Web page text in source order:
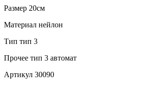
Размер 20см
Материал нейлон
Тип тип 3
Прочее тип 3 автомат
Артикул 30090